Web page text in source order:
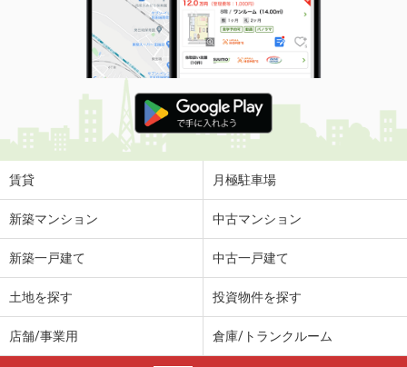
賃貸 月極駐車場
新築マンション 中古マンション
新築一戸建て 中古一戸建て
土地を探す 投資物件を探す
店舗/事業用 倉庫/トランクルーム